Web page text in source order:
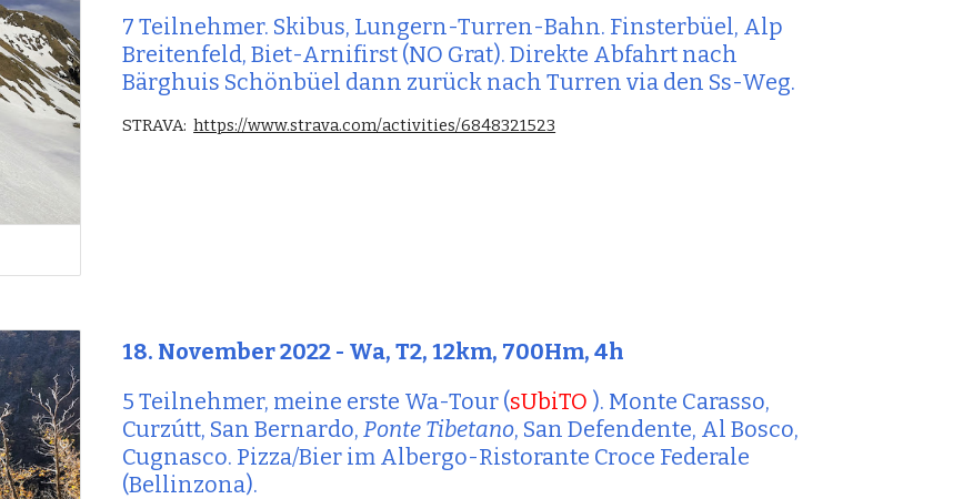
7 Teilnehmer. Skibus, Lungern-Turren-Bahn. Finsterbüel, Alp
Breitenfeld, Biet-Arnifirst (NO Grat). Direkte Abfahrt nach
Bärghuis Schönbüel dann zurück nach Turren via den Ss-Weg.
STRAVA: https://www.strava.com/activities/6848321523
18. November 2022 - Wa, T2, 12km, 700Hm, 4h
5 Teilnehmer, meine erste Wa-Tour (sUbiTO ). Monte Carasso,
Curzútt, San Bernardo, Ponte Tibetano, San Defendente, Al Bosco,
Cugnasco. Pizza/Bier im Albergo-Ristorante Croce Federale
(Bellinzona).